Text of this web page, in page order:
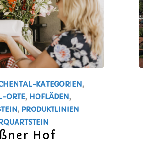
KATEGORIEN,
ORTE, HOFLÄDEN,
, PRODUKTLINIEN
Hof